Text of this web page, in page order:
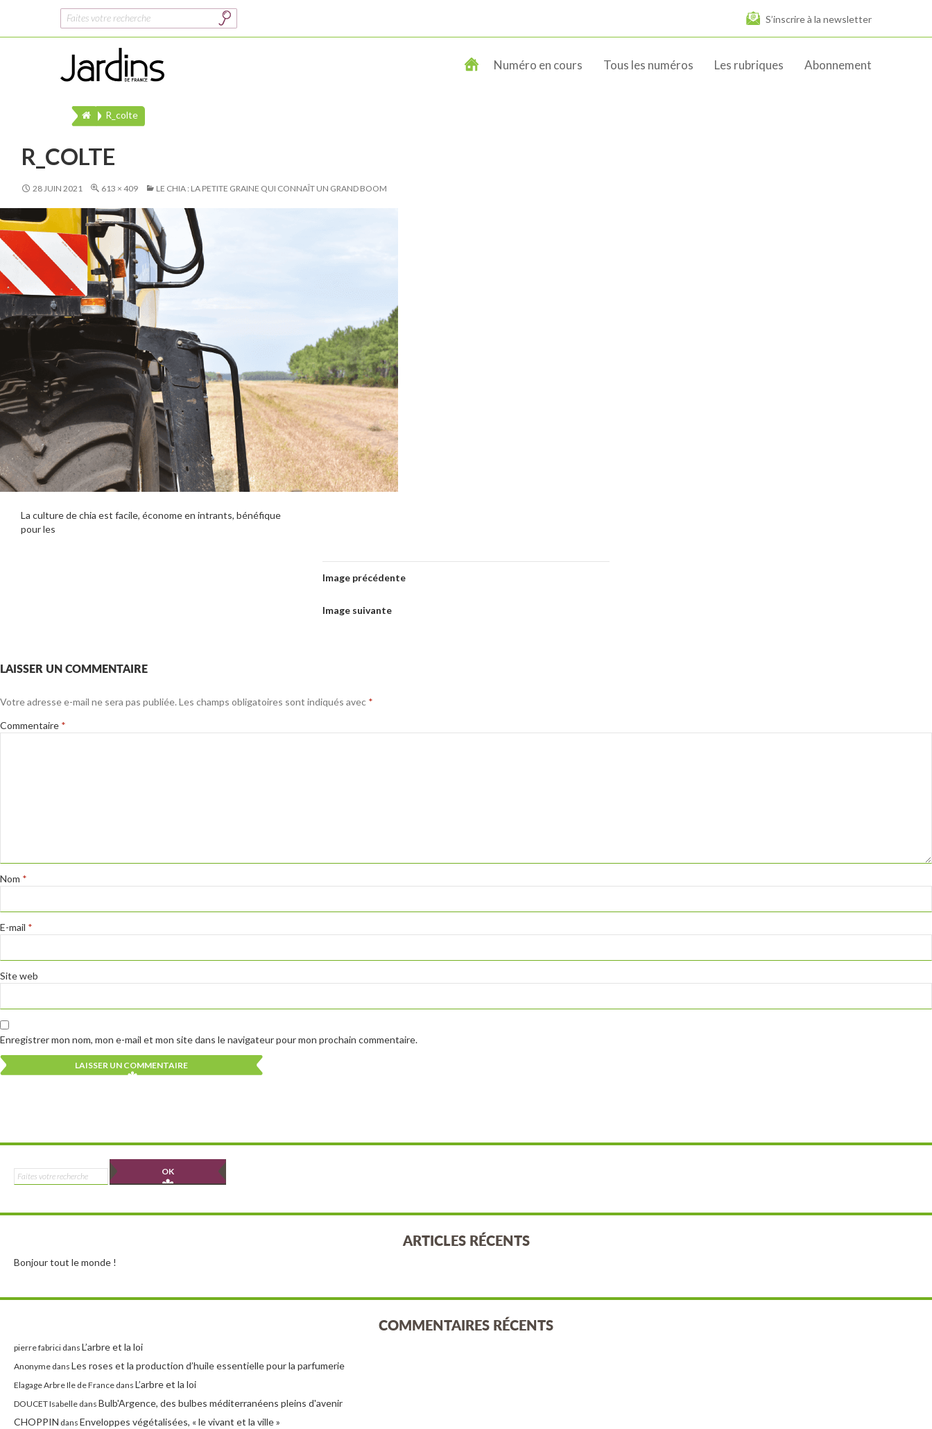
Rechercher : S’inscrire à la newsletter
Numéro en cours Tous les numéros Les rubriques Abonnement
R_colte
R_COLTE
28 JUIN 2021 613 × 409 LE CHIA : LA PETITE GRAINE QUI CONNAÎT UN GRAND BOOM
La culture de chia est facile, économe en intrants, bénéfique
pour les
Image précédente
Image suivante
LAISSER UN COMMENTAIRE
Votre adresse e-mail ne sera pas publiée. Les champs obligatoires sont indiqués avec *
Commentaire *
Nom *
E-mail *
Site web
Enregistrer mon nom, mon e-mail et mon site dans le navigateur pour mon prochain commentaire.
Rechercher :
ARTICLES RÉCENTS
Bonjour tout le monde !
COMMENTAIRES RÉCENTS
pierre fabrici dans L’arbre et la loi
Anonyme dans Les roses et la production d’huile essentielle pour la parfumerie
Elagage Arbre Ile de France dans L’arbre et la loi
DOUCET Isabelle dans Bulb'Argence, des bulbes méditerranéens pleins d'avenir
CHOPPIN dans Enveloppes végétalisées, « le vivant et la ville »